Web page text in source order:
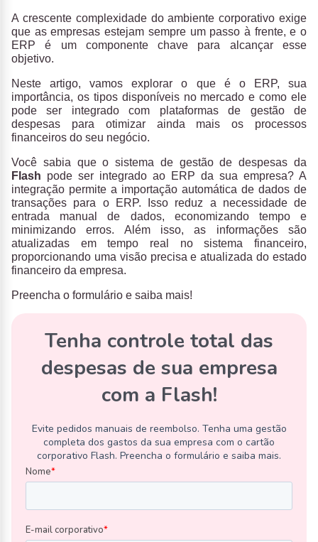
A crescente complexidade do ambiente corporativo exige
que as empresas estejam sempre um passo à frente, e o
ERP é um componente chave para alcançar esse
objetivo.
Neste artigo, vamos explorar o que é o ERP, sua
importância, os tipos disponíveis no mercado e como ele
pode ser integrado com plataformas de gestão de
despesas para otimizar ainda mais os processos
financeiros do seu negócio.
Você sabia que o sistema de gestão de despesas da
Flash pode ser integrado ao ERP da sua empresa? A
integração permite a importação automática de dados de
transações para o ERP. Isso reduz a necessidade de
entrada manual de dados, economizando tempo e
minimizando erros. Além isso, as informações são
atualizadas em tempo real no sistema financeiro,
proporcionando uma visão precisa e atualizada do estado
financeiro da empresa.
Preencha o formulário e saiba mais!